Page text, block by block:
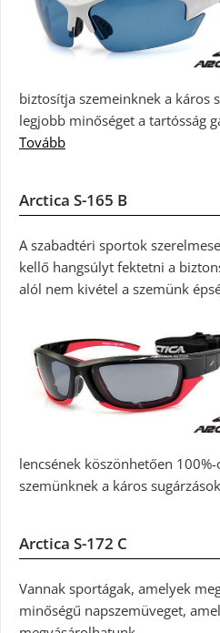
biztosítja szemeinknek a káros
legjobb minőséget a tartósság
Tovább
Arctica S-165 B
A szabadtéri sportok
kellő hangsúlyt fektetni a
alól nem kivétel a szemünk
lencsének köszönhetően
szemünknek a káros
Arctica S-172 C
Vannak sportágak, amelyek
minőségű napszemüveget,